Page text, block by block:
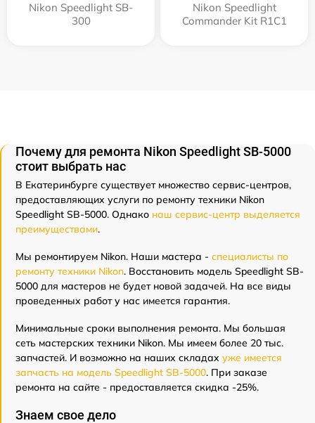
Nikon Speedlight SB-
300
Nikon Speedlight
Commander Kit R1C1
Почему для ремонта Nikon Speedlight SB-5000
стоит выбрать нас
В Екатеринбурге существует множество сервис-центров,
предоставляющих услуги по ремонту техники Nikon
Speedlight SB-5000. Однако наш сервис-центр выделяется
преимуществами.
Мы ремонтируем Nikon. Наши мастера - специалисты по
ремонту техники Nikon. Восстановить модель Speedlight SB-
5000 для мастеров не будет новой задачей. На все виды
проведенных работ у нас имеется гарантия.
Минимальные сроки выполнения ремонта. Мы большая
сеть мастерских техники Nikon. Мы имеем более 20 тыс.
запчастей. И возможно на наших складах уже имеется
запчасть на модель Speedlight SB-5000. При заказе
ремонта на сайте - предоставляется скидка -25%.
Знаем свое дело